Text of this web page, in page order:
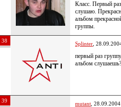
Класс. Первый раз
слушаю.
альбом
группы.
38 Splinter ,
первый раз
альбом слушаешь?
39 mutant ,